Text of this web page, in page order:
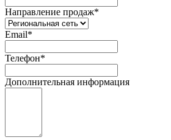
Направление продаж*
Email*
Телефон*
Дополнительная информация